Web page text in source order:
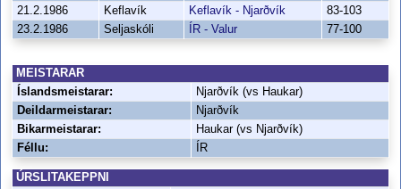
21.2.1986
Keflavík Keflavík - Njarðvík
83-103
23.2.1986
Seljaskóli ÍR - Valur 77-100
MEISTARAR
Íslandsmeistarar:
Njarðvík (vs Haukar)
Deildarmeistarar:
Njarðvík
Bikarmeistarar:
Haukar (vs Njarðvík)
Féllu:
ÍR
ÚRSLITAKEPPNI